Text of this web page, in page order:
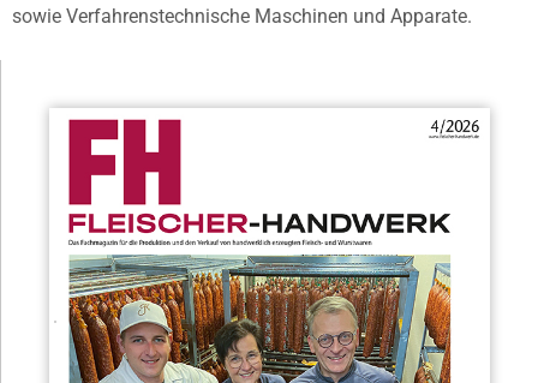
sowie Verfahrenstechnische Maschinen und Apparate.